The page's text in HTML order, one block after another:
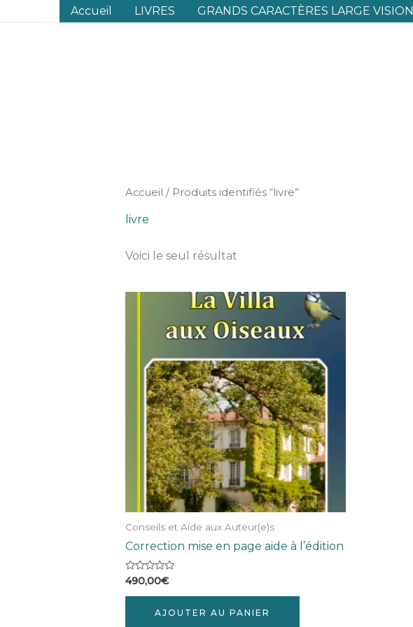
Accueil LIVRES GRANDS CARACTÈRES LARGE VISION
Accueil / Produits identifiés “livre”
livre
Voici le seul résultat
Conseils et Aide aux Auteur(e)s
Correction mise en page aide à l’édition
Note
sur
490,00€
AJOUTER AU PANIER